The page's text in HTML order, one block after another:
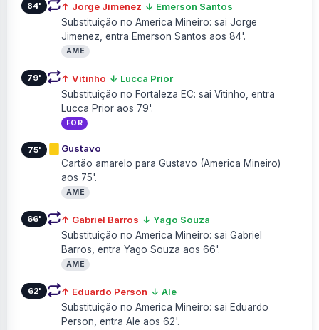
84' ↑ Jorge Jimenez ↓ Emerson Santos
Substituição no America Mineiro: sai Jorge
Jimenez, entra Emerson Santos aos 84'.
AME
79' ↑ Vitinho ↓ Lucca Prior
Substituição no Fortaleza EC: sai Vitinho, entra
Lucca Prior aos 79'.
FOR
75'
Gustavo
Cartão amarelo para Gustavo (America Mineiro)
aos 75'.
AME
66' ↑ Gabriel Barros ↓ Yago Souza
Substituição no America Mineiro: sai Gabriel
Barros, entra Yago Souza aos 66'.
AME
62' ↑ Eduardo Person ↓ Ale
Substituição no America Mineiro: sai Eduardo
Person, entra Ale aos 62'.